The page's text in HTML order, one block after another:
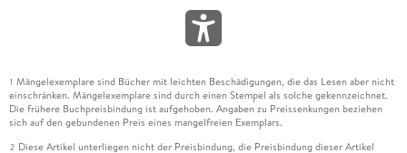
1 Mängelexemplare sind Bücher mit leichten Beschädigungen, die das Lesen aber nicht
einschränken. Mängelexemplare sind durch einen Stempel als solche gekennzeichnet.
Die frühere Buchpreisbindung ist aufgehoben. Angaben zu Preissenkungen beziehen
sich auf den gebundenen Preis eines mangelfreien Exemplars.
2 Diese Artikel unterliegen nicht der Preisbindung, die Preisbindung dieser Artikel